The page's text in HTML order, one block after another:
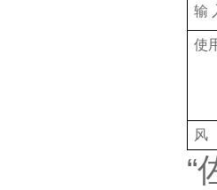
输
使
风
“